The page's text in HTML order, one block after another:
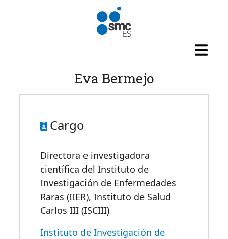
Pasar al contenido principal
Eva Bermejo
Cargo
Directora e investigadora
científica del Instituto de
Investigación de Enfermedades
Raras (IIER), Instituto de Salud
Carlos III (ISCIII)
Instituto de Investigación de